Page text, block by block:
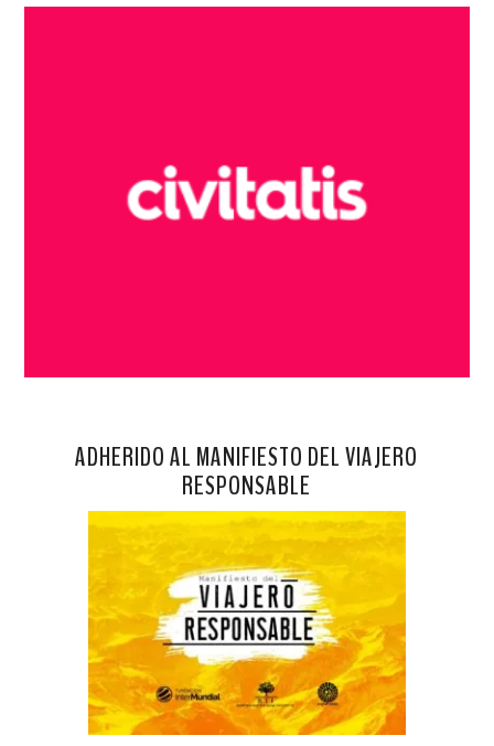
ADHERIDO AL MANIFIESTO DEL VIAJERO
RESPONSABLE